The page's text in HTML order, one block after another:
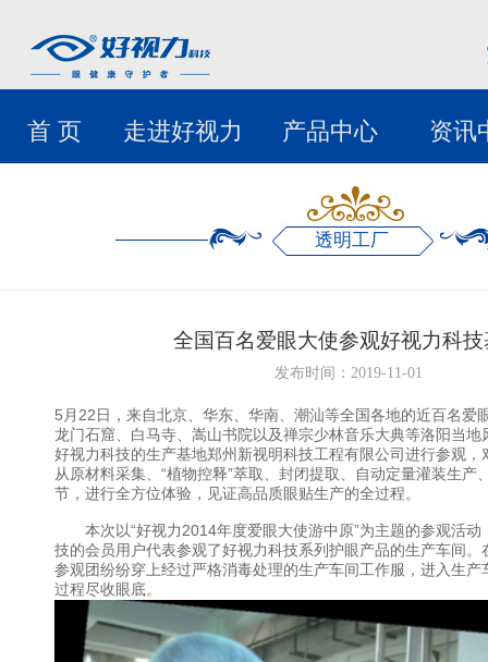
首 页 走进好视力 产品中心 资讯
透明工厂
全国百名爱眼大使参观好视力科技
发布时间：2019-11-01
5月22日，来自北京、华东、华南、潮汕等全国各地的近百名爱
龙门石窟、白马寺、嵩山书院以及禅宗少林音乐大典等洛阳当地
好视力科技的生产基地郑州新视明科技工程有限公司进行参观，
从原材料采集、“植物控释”萃取、封闭提取、自动定量灌装生产
节，进行全方位体验，见证高品质眼贴生产的全过程。
本次以“好视力2014年度爱眼大使游中原”为主题的参观活动
技的会员用户代表参观了好视力科技系列护眼产品的生产车间。
参观团纷纷穿上经过严格消毒处理的生产车间工作服，进入生产
过程尽收眼底。